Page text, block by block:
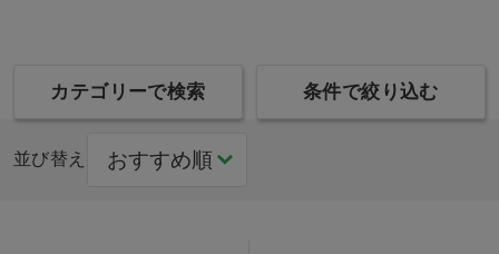
カテゴリーで検索 条件で絞り込む
並び替え